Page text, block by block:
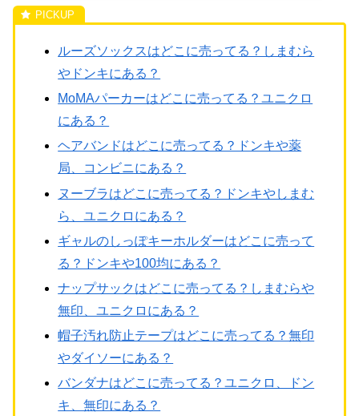
ルーズソックスはどこに売ってる？しまむら
やドンキにある？
MoMAパーカーはどこに売ってる？ユニクロ
にある？
ヘアバンドはどこに売ってる？ドンキや薬
局、コンビニにある？
ヌーブラはどこに売ってる？ドンキやしまむ
ら、ユニクロにある？
ギャルのしっぽキーホルダーはどこに売って
る？ドンキや100均にある？
ナップサックはどこに売ってる？しまむらや
無印、ユニクロにある？
帽子汚れ防止テープはどこに売ってる？無印
やダイソーにある？
バンダナはどこに売ってる？ユニクロ、ドン
キ、無印にある？